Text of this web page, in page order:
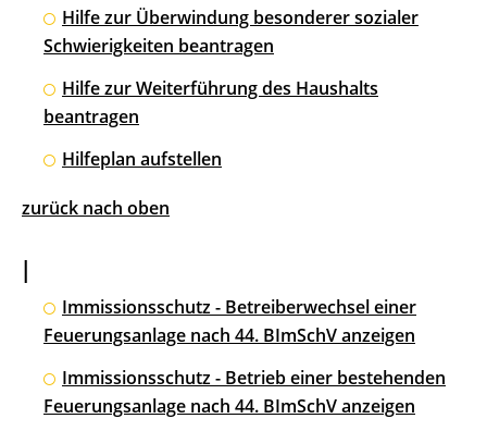
Hilfe zur Überwindung besonderer sozialer
Schwierigkeiten beantragen
Hilfe zur Weiterführung des Haushalts
beantragen
Hilfeplan aufstellen
zurück nach oben
I
Immissionsschutz - Betreiberwechsel einer
Feuerungsanlage nach 44. BImSchV anzeigen
Immissionsschutz - Betrieb einer bestehenden
Feuerungsanlage nach 44. BImSchV anzeigen